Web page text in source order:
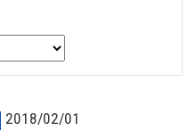
2018/02/01